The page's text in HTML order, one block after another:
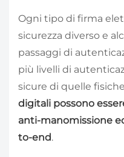
Ogni tipo di firma
sicurezza diverso e
passaggi di
più livelli di
sicure di quelle
digitali possono
anti-manomissione
to-end.